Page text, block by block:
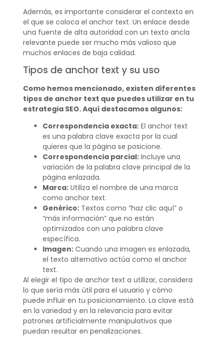
Además, es importante considerar el contexto en
el que se coloca el anchor text. Un enlace desde
una fuente de alta autoridad con un texto ancla
relevante puede ser mucho más valioso que
muchos enlaces de baja calidad.
Tipos de anchor text y su uso
Como hemos mencionado, existen diferentes
tipos de anchor text que puedes utilizar en tu
estrategia SEO. Aquí destacamos algunos:
Correspondencia exacta:El anchor text
es una palabra clave exacta por la cual
quieres que la página se posicione.
Correspondencia parcial:Incluye una
variación de la palabra clave principal de la
página enlazada.
Marca:Utiliza el nombre de una marca
como anchor text.
Genérico:Textos como “haz clic aquí” o
“más información” que no están
optimizados con una palabra clave
específica.
Imagen:Cuando una imagen es enlazada,
el texto alternativo actúa como el anchor
text.
Al elegir el tipo de anchor text a utilizar, considera
lo que sería más útil para el usuario y cómo
puede influir en tu posicionamiento. La clave está
en la variedad y en la relevancia para evitar
patrones artificialmente manipulativos que
puedan resultar en penalizaciones.